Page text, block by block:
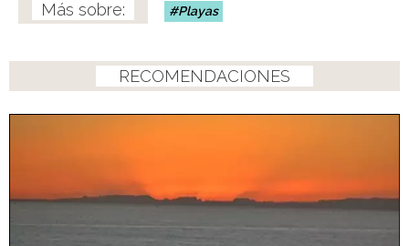
Playas
RECOMENDACIONES